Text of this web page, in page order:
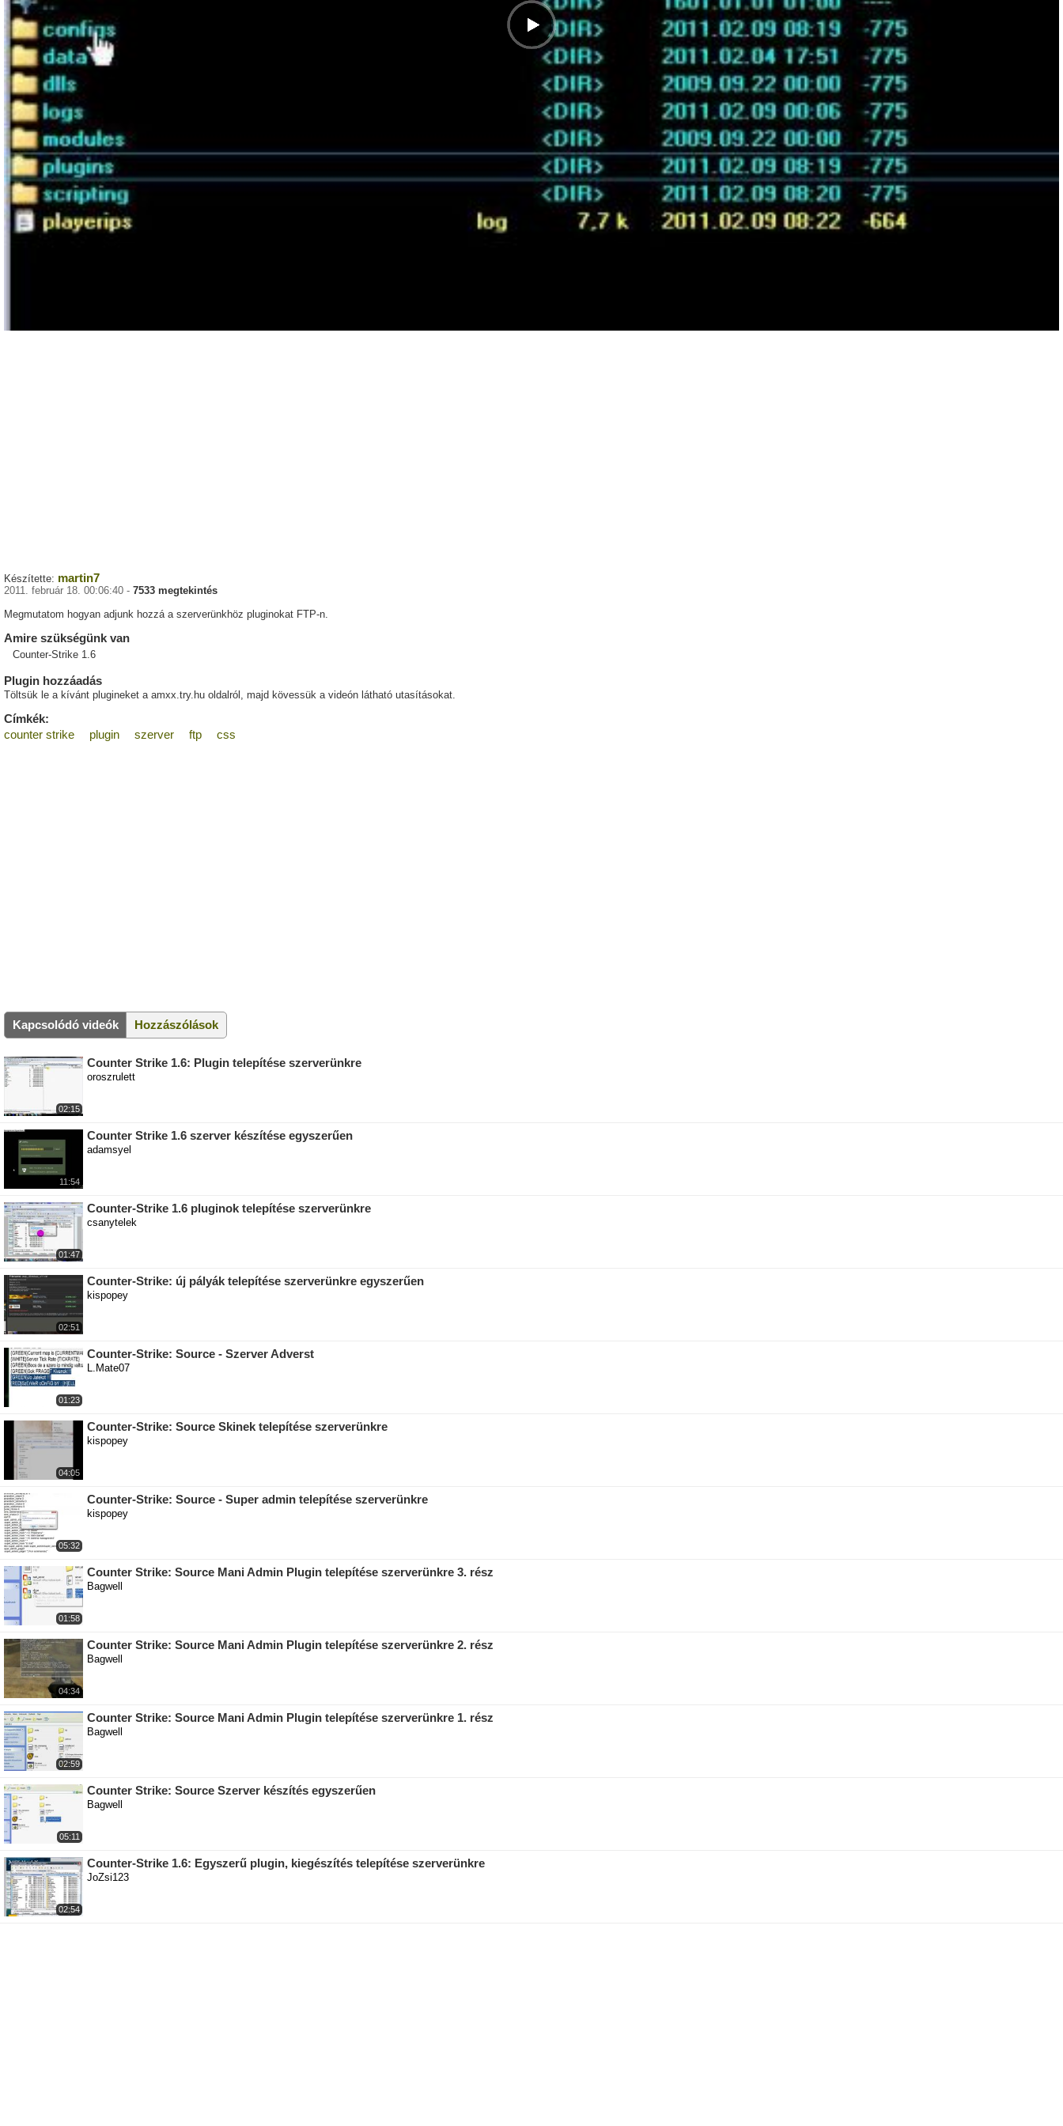
Készítette: martin7
2011. február 18. 00:06:40 - 7533 megtekintés
Megmutatom hogyan adjunk hozzá a szerverünkhöz pluginokat FTP-n.
Amire szükségünk van
Counter-Strike 1.6
Plugin hozzáadás
Töltsük le a kívánt plugineket a amxx.try.hu oldalról, majd kövessük a videón látható utasításokat.
Címkék:
counter strike
plugin szerver ftp css
Kapcsolódó videók Hozzászólások
02:15
Counter Strike 1.6: Plugin telepítése szerverünkre
oroszrulett
11:54
Counter Strike 1.6 szerver készítése egyszerűen
adamsyel
01:47
Counter-Strike 1.6 pluginok telepítése szerverünkre
csanytelek
02:51
Counter-Strike: új pályák telepítése szerverünkre egyszerűen
kispopey
01:23
Counter-Strike: Source - Szerver Adverst
L.Mate07
04:05
Counter-Strike: Source Skinek telepítése szerverünkre
kispopey
05:32
Counter-Strike: Source - Super admin telepítése szerverünkre
kispopey
01:58
Counter Strike: Source Mani Admin Plugin telepítése szerverünkre 3. rész
Bagwell
04:34
Counter Strike: Source Mani Admin Plugin telepítése szerverünkre 2. rész
Bagwell
02:59
Counter Strike: Source Mani Admin Plugin telepítése szerverünkre 1. rész
Bagwell
05:11
Counter Strike: Source Szerver készítés egyszerűen
Bagwell
02:54
Counter-Strike 1.6: Egyszerű plugin, kiegészítés telepítése szerverünkre
JoZsi123